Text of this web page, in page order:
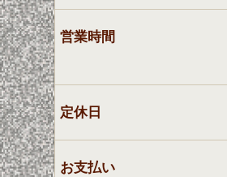
営業時間
定休日
お支払い